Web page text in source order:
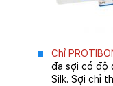
Chỉ
đa sợi có độ
Silk. Sợi chỉ